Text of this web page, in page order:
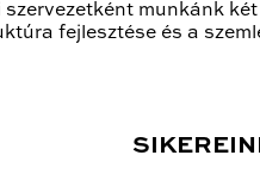
szervezetként munkánk
fejlesztése és a